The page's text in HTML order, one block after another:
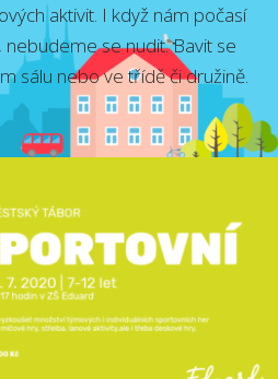
aktivit. I když nám počasí
se nudit. Bavit se
sálu nebo ve třídě či družině.